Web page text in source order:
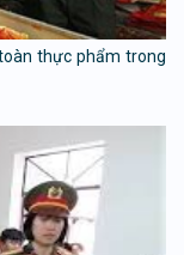
thực phẩm trong